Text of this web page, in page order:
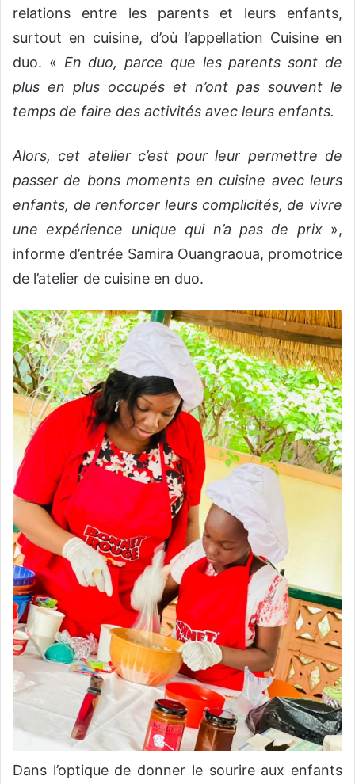
relations entre les parents et leurs enfants,
surtout en cuisine, d’où l’appellation Cuisine en
duo. « En duo, parce que les parents sont de
plus en plus occupés et n’ont pas souvent le
temps de faire des activités avec leurs enfants.
Alors, cet atelier c’est pour leur permettre de
passer de bons moments en cuisine avec leurs
enfants, de renforcer leurs complicités, de vivre
une expérience unique qui n’a pas de prix»,
informe d’entrée Samira Ouangraoua, promotrice
de l’atelier de cuisine en duo.
Dans l’optique de donner le sourire aux enfants